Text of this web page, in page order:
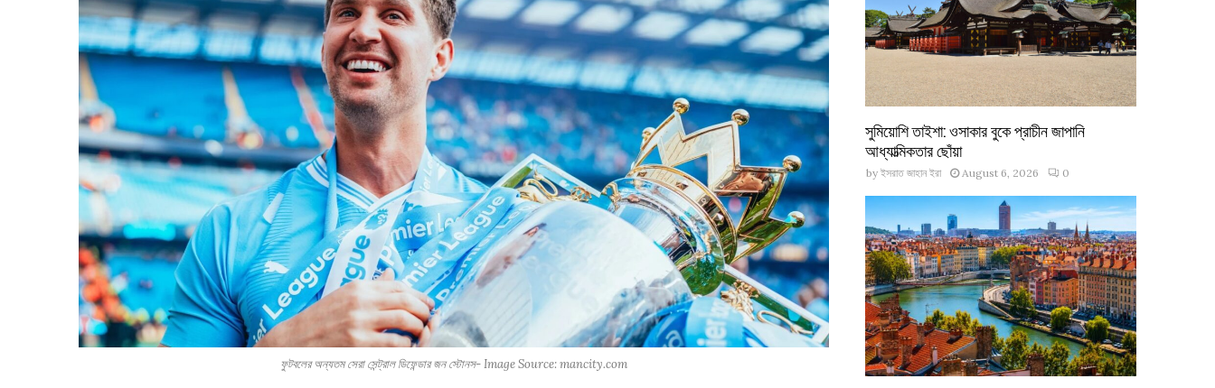
ফুটবলের অন্যতম সেরা সেন্ট্রাল ডিফেন্ডার জন স্টোনস- Image Source: mancity.com
সুমিয়োশি তাইশা: ওসাকার বুকে প্রাচীন জাপানি
আধ্যাত্মিকতার ছোঁয়া
by ইসরাত জাহান ইরা August 6, 2026 0